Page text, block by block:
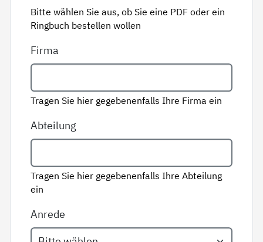
Bitte wählen Sie aus, ob Sie eine PDF oder ein
Ringbuch bestellen wollen
Firma
Tragen Sie hier gegebenenfalls Ihre Firma ein
Abteilung
Tragen Sie hier gegebenenfalls Ihre Abteilung
ein
Anrede